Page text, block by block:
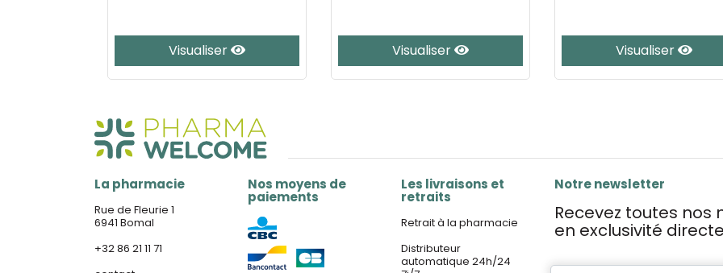
Visualiser Visualiser Visualiser
La pharmacie
Rue de Fleurie 1
6941 Bomal
+32 86 21 11 71
Nos moyens de
paiements
Les livraisons et
retraits
Retrait à la pharmacie
Distributeur
automatique 24h/24
Notre newsletter
Recevez toutes
en exclusivité